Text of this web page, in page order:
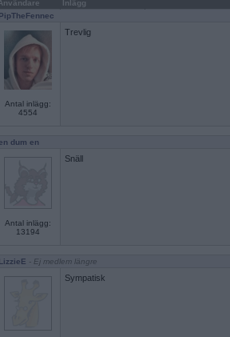
Inlägg
PipTheFennec
Antal inlägg:
4554
Trevlig
dum en
Antal inlägg:
13194
Snäll
LizzieE - Ej medlem längre
Sympatisk